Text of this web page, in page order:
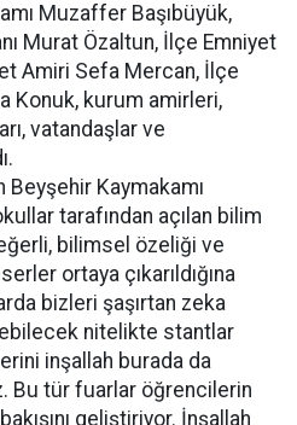
Muzaffer Başıbüyük,
Murat Özaltun, İlçe Emniyet
Amiri Sefa Mercan, İlçe
Konuk, kurum amirleri,
vatandaşlar ve
Beyşehir Kaymakamı
tarafından açılan bilim
bilimsel özeliği ve
ortaya çıkarıldığına
bizleri şaşırtan zeka
nitelikte stantlar
inşallah burada da
Bu tür fuarlar öğrencilerin
geliştiriyor. İnşallah